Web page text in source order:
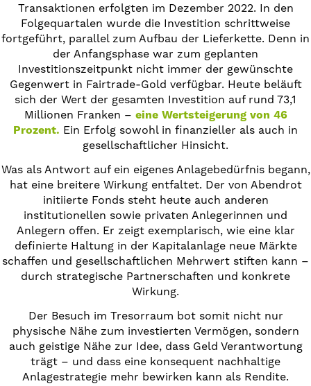
Transaktionen erfolgten im Dezember 2022. In den
Folgequartalen wurde die Investition schrittweise
fortgeführt, parallel zum Aufbau der Lieferkette. Denn in
der Anfangsphase war zum geplanten
Investitionszeitpunkt nicht immer der gewünschte
Gegenwert in Fairtrade-Gold verfügbar. Heute beläuft
sich der Wert der gesamten Investition auf rund 73,1
Millionen Franken – eine Wertsteigerung von 46
Prozent. Ein Erfolg sowohl in finanzieller als auch in
gesellschaftlicher Hinsicht.
Was als Antwort auf ein eigenes Anlagebedürfnis begann,
hat eine breitere Wirkung entfaltet. Der von Abendrot
initiierte Fonds steht heute auch anderen
institutionellen sowie privaten Anlegerinnen und
Anlegern offen. Er zeigt exemplarisch, wie eine klar
definierte Haltung in der Kapitalanlage neue Märkte
schaffen und gesellschaftlichen Mehrwert stiften kann –
durch strategische Partnerschaften und konkrete
Wirkung.
Der Besuch im Tresorraum bot somit nicht nur
physische Nähe zum investierten Vermögen, sondern
auch geistige Nähe zur Idee, dass Geld Verantwortung
trägt – und dass eine konsequent nachhaltige
Anlagestrategie mehr bewirken kann als Rendite.